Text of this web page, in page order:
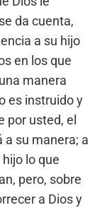
da cuenta,
a su hijo
en los que
manera
es instruido y
por usted, el
a su manera; a
lo que
pero, sobre
a Dios y